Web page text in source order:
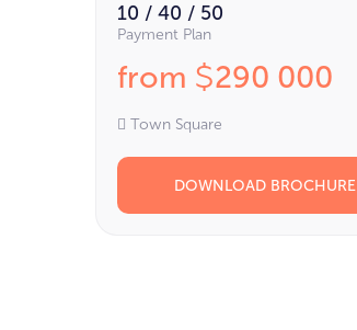
10 / 40 / 50
Payment Plan
from $290 000
Town Square
DOWNLOAD BROCHURE